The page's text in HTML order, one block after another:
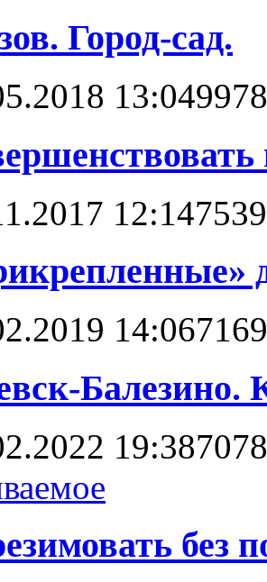
Город-сад.
13:049978
12:147539
14:067169
Балезино.
19:387078
без